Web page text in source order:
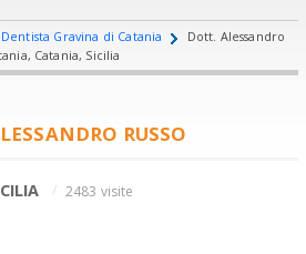
Dentista Gravina di Catania
Dott. Alessandro
Catania, Sicilia
RUSSO
2483 visite